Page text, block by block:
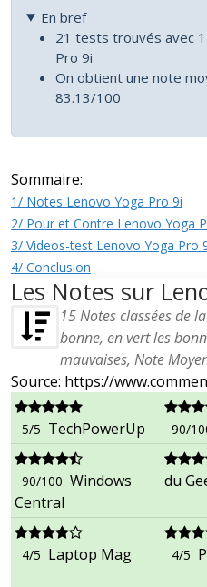
En bref
21 tests trouvés avec
Pro 9i
On obtient une note
83.13/100
Sommaire:
1/ Notes Lenovo Yoga Pro 9i
2/ Pour et Contre Lenovo Yoga
3/ Videos-test Lenovo Yoga Pro
4/ Conclusion
Les Notes sur
15Notes classées de
bonne, en vert les
mauvaises, Note
Source: https://
5/5 TechPowerUp 90/
90/100 Windows
Central
du
4/5 Laptop Mag 4/5